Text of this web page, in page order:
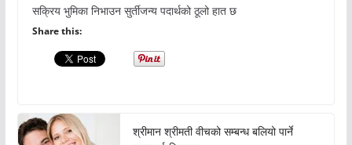
सक्रिय भुमिका निभाउन सुर्तीजन्य पदार्थको ठूलो हात छ
Share this:
श्रीमान श्रीमती वीचको सम्बन्ध बलियो पार्ने